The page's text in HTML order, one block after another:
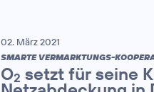
02. März 2021
SMARTE VERMARKTUNGS-
O2 setzt für seine